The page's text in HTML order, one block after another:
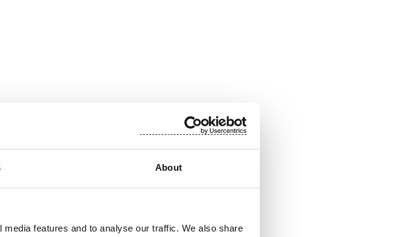
About
features and to analyse our traffic. We also share
sekä muihin
ja vastuullisissa kuitukankaissa.
esimerkiksi kosteuspyyhkeet,
milj. euroa ja työllistämme yli 700
Suomisen osake noteerataan